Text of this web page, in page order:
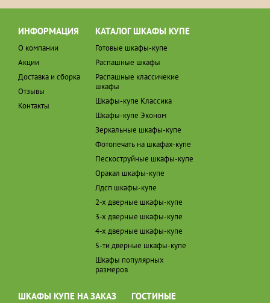
ИНФОРМАЦИЯ
О компании
Акции
Доставка и сборка
Отзывы
Контакты
КАТАЛОГ ШКАФЫ КУПЕ
Готовые шкафы-купе
Распашные шкафы
Распашные классичекие
шкафы
Шкафы-купе Классика
Шкафы-купе Эконом
Зеркальные шкафы-купе
Фотопечать на шкафах-купе
Пескоструйные шкафы-купе
Оракал шкафы-купе
Лдсп шкафы-купе
2-х дверные шкафы-купе
3-х дверные шкафы-купе
4-х дверные шкафы-купе
5-ти дверные шкафы-купе
Шкафы популярных
размеров
ШКАФЫ КУПЕ НА ЗАКАЗ ГОСТИНЫЕ